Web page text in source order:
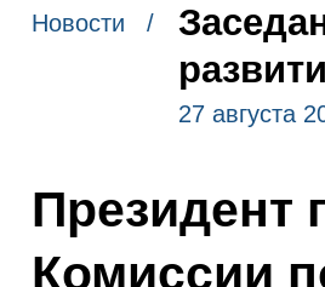
Новости /
27 августа
Президент
Комиссии